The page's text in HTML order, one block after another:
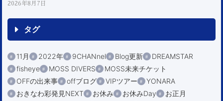
2026年8月7日
タグ
11月 2022年 9CHANnel Blog更新
DREAMSTAR
fisheye
MOSS DIVERS
MOSS未来チケット
OFFの出来事
offブログ VIPツアー
YONARA
おきなわ彩発見NEXT
お休み お休みDay
お正月